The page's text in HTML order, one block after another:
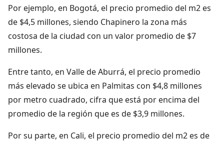
Por ejemplo, en Bogotá, el precio promedio del m2 es
de $4,5 millones, siendo Chapinero la zona más
costosa de la ciudad con un valor promedio de $7
millones.
Entre tanto, en Valle de Aburrá, el precio promedio
más elevado se ubica en Palmitas con $4,8 millones
por metro cuadrado, cifra que está por encima del
promedio de la región que es de $3,9 millones.
Por su parte, en Cali, el precio promedio del m2 es de